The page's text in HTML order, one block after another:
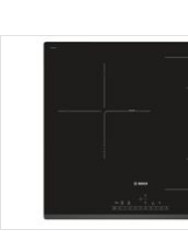
đơn vị phân phối với
tiếp cận, thu hút sự